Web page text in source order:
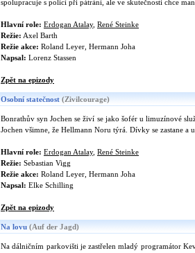
spolupracuje s policí při pátrání, ale ve skutečnosti chce
Hlavní role: Erdogan Atalay, René Steinke
Režie: Axel Barth
Režie akce: Roland Leyer, Hermann Joha
Napsal: Lorenz Stassen
Zpět na epizody
Osobní statečnost (Zivilcourage)
Bonrathův syn Jochen se živí se jako šofér u limuzínové
Jochen všimne, že Hellmann Noru týrá. Dívky se zastane
Hlavní role: Erdogan Atalay, René Steinke
Režie: Sebastian Vigg
Režie akce: Roland Leyer, Hermann Joha
Napsal: Elke Schilling
Zpět na epizody
Na lovu (Auf der Jagd)
Na dálničním parkovišti je zastřelen mladý programátor